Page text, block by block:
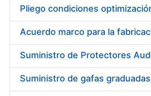
Erakutsi/Ezkutatu